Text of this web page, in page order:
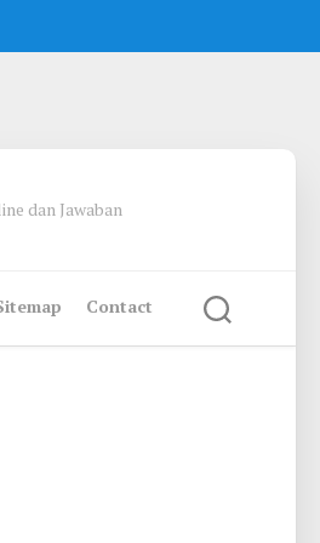
dan Jawaban
Contact